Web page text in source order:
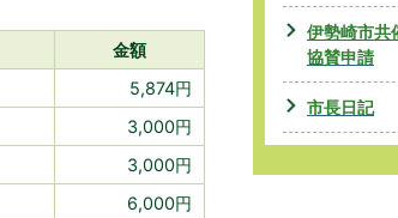
金額
5,874円
3,000円
3,000円
6,000円
伊勢崎市共
協賛申請
市長日記